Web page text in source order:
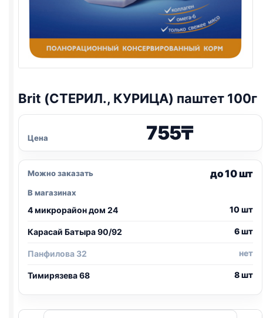
Brit (СТЕРИЛ., КУРИЦА) паштет 100г
Цена 755₸
Можно заказать до 10 шт
В магазинах
4 микрорайон дом 24 10 шт
Карасай Батыра 90/92 6 шт
Панфилова 32 нет
Тимирязева 68 8 шт